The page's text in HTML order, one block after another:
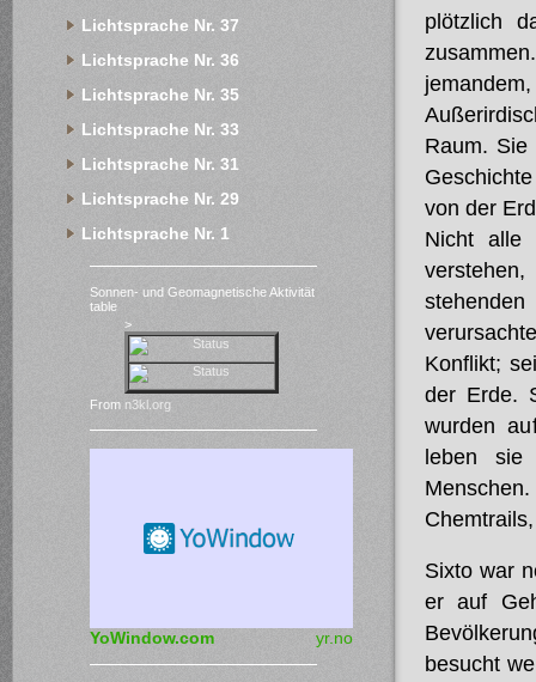
plötzlich
Raum.
von der
Nicht alle
Konflikt;
der Erde.
wurden
leben
Sixto war
er auf
besucht
Lichtsprache Nr. 37
Lichtsprache Nr. 36
Lichtsprache Nr. 35
Lichtsprache Nr. 33
Lichtsprache Nr. 31
Lichtsprache Nr. 29
Lichtsprache Nr. 1
Sonnen- und Geomagnetische Aktivität
table
>
From n3kl.org
YoWindow.com yr.no